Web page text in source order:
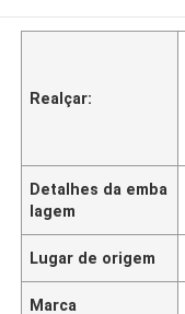
Realçar:
Detalhes da emba
lagem
Lugar de origem
Marca